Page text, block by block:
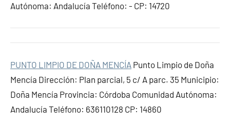
Autónoma: Andalucía Teléfono: - CP: 14720
PUNTO LIMPIO DE DOÑA MENCÍA Punto Limpio de Doña
Mencía Dirección: Plan parcial, 5 c/ A parc. 35 Municipio:
Doña Mencía Provincia: Córdoba Comunidad Autónoma:
Andalucía Teléfono: 636110128 CP: 14860